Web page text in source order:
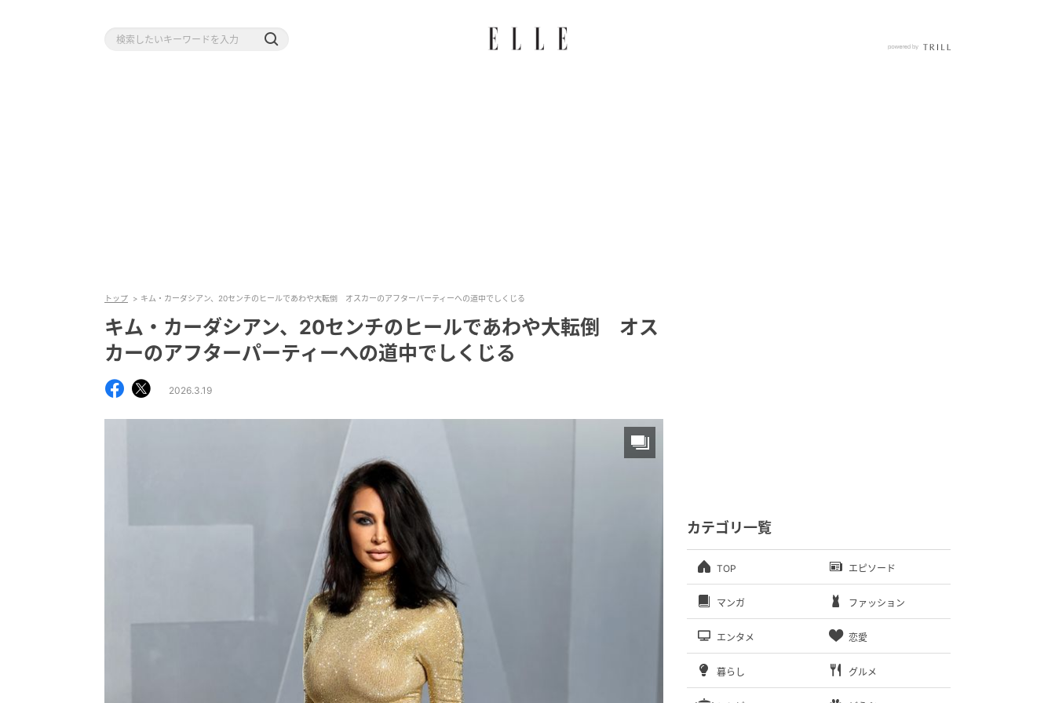
トップ キム・カーダシアン、20センチのヒールであわや大転倒 オスカーのアフターパーティーへの道中でしくじる
キム・カーダシアン、20センチのヒールであわや大転倒 オス
カーのアフターパーティーへの道中でしくじる
2026.3.19
カテゴリ一覧
TOP エピソード
マンガ ファッション
エンタメ 恋愛
暮らし グルメ